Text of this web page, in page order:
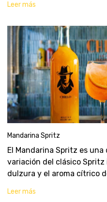
huevo le da una textura
Leer más
Mandarina Spritz
El Mandarina Spritz es
variación del clásico
dulzura y el aroma cítrico
del cordial. Es el cóctel
Leer más